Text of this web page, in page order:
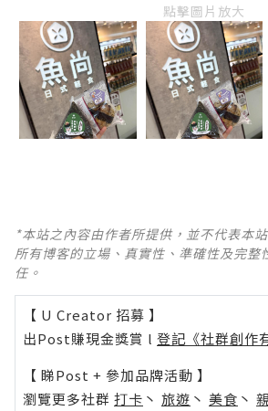
點擊圖片放大
*本站之內容由作者所提供，並不代表本
所有博客的立場、真實性、準確性及完整
任。
【 U Creator 招募 】
出Post賺現金獎賞 l 登記《社群創作
【 睇Post + 參加品牌活動 】
瀏覽更多社群 打卡 丶 旅遊 丶 美食 丶